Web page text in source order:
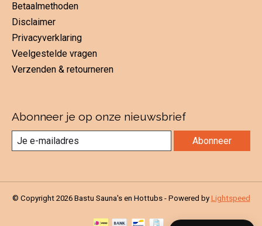
Betaalmethoden
Disclaimer
Privacyverklaring
Veelgestelde vragen
Verzenden & retourneren
Abonneer je op onze nieuwsbrief
Abonneer
© Copyright 2026 Bastu Sauna's en Hottubs - Powered by Lightspeed